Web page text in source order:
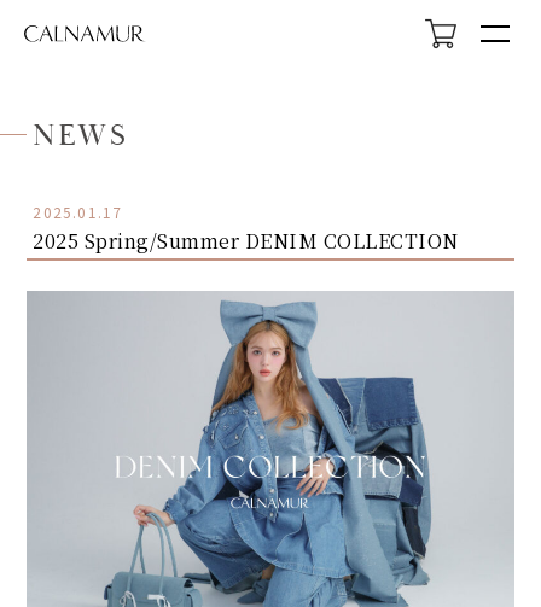
HOME
NEWS
ABOUT
LOOK
PROFILE
SHOP LIST
NEWS
2025.01.17
2025 Spring/Summer DENIM COLLECTION